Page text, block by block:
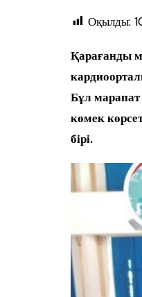
Оқылды:
Қарағанды
Бұл
көмек
бірі.